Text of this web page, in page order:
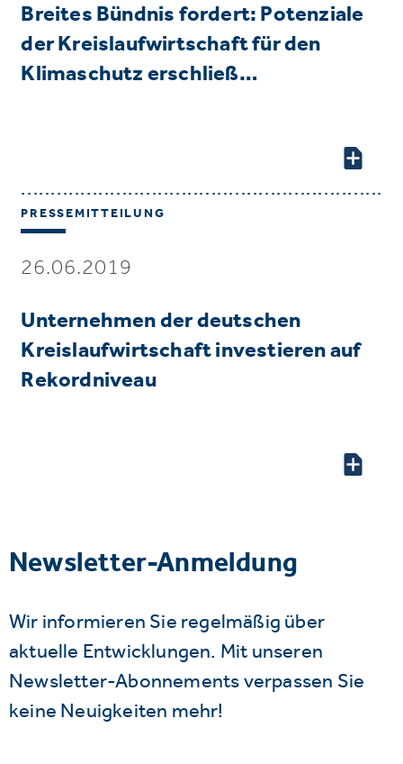
Breites Bündnis fordert: Potenziale
der Kreislaufwirtschaft für den
Klimaschutz erschließ…
PRESSEMITTEILUNG
26.06.2019
Unternehmen der deutschen
Kreislaufwirtschaft investieren auf
Rekordniveau
Newsletter-Anmeldung
Wir informieren Sie regelmäßig über
aktuelle Entwicklungen. Mit unseren
Newsletter-Abonnements verpassen Sie
keine Neuigkeiten mehr!